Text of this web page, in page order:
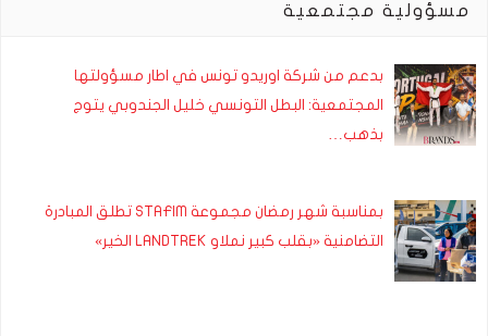
مسؤولية مجتمعية
بدعم من شركة اوريدو تونس في اطار مسؤولتها
المجتمعية: البطل التونسي خليل الجندوبي يتوج
بذهب…
بمناسبة شهر رمضان مجموعة STAFIM تطلق المبادرة
التضامنية «بقلب كبير نملاو LANDTREK الخير»